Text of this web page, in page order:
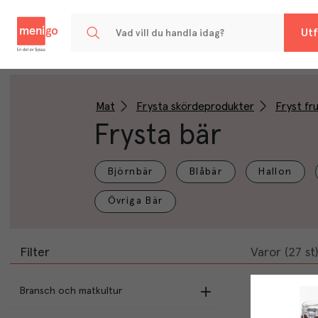
Mat Frysta skördeprodukter Fryst
Frysta bär
Björnbär Blåbär Hallon
Övriga Bär
Varor (27 st)
Filter
Bransch och matkultur